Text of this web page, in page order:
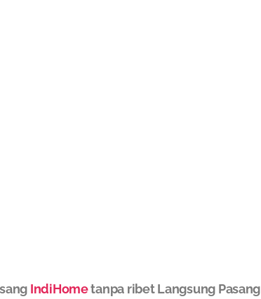
IndiHometanpa ribet Langsung Pasang